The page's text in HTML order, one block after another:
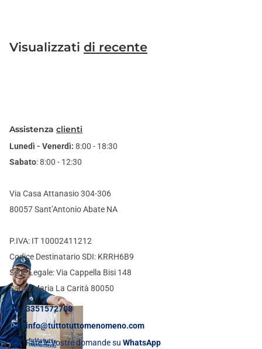
Visualizzati di recente
Assistenza clienti
Lunedì - Venerdì: 8:00 - 18:30
Sabato: 8:00 - 12:30
Via Casa Attanasio 304-306
80057 Sant’Antonio Abate NA
P.IVA: IT 10002411212
Codice Destinatario SDI: KRRH6B9
Sede Legale: Via Cappella Bisi 148
Santa Maria La Carità 80050
3351572708
info@tuttotuttomenomeno.com
Fate le vostre domande su WhatsApp